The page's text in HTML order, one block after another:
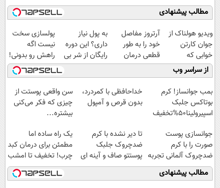
مطالب پیشنهادی
ویدیو هولناک از
جوان کارتن
خوابی که
میلیاردر شد.
آموزش رایگان
آرتروز مفاصل
خود را به طور
قطعی درمان
کنید!
◗پرسش‌نامه◖
به پول نیاز
داری؟ این دوره
رایگان از شر بی
پولی خلاصت
میکنه
پولسازی سخت
نیست اگه
راهش رو بدونی!
" دوره رایگان "
از سراسر وب
بمب جوانساز! کرم
بوتاکس جلبک
اسپیرولینا50%تخفیف
خداحافظی با کمردرد،
بدون قرص و آمپول
سن واقعی پوستت از
چیزی که فکر می‌کنی
بیشتره...
جوانسازی پوست
صورت را با کرم
ضدچروک آلمانی تجربه
کنید!
تا دیر نشده با کرم
ضدچروک جلبک
پوستتو صاف و آینه ای
کن!
یک راه ساده اما
مطمئن برای درمان کبد
چرب! تخفیف تا امشب
مطالب پیشنهادی